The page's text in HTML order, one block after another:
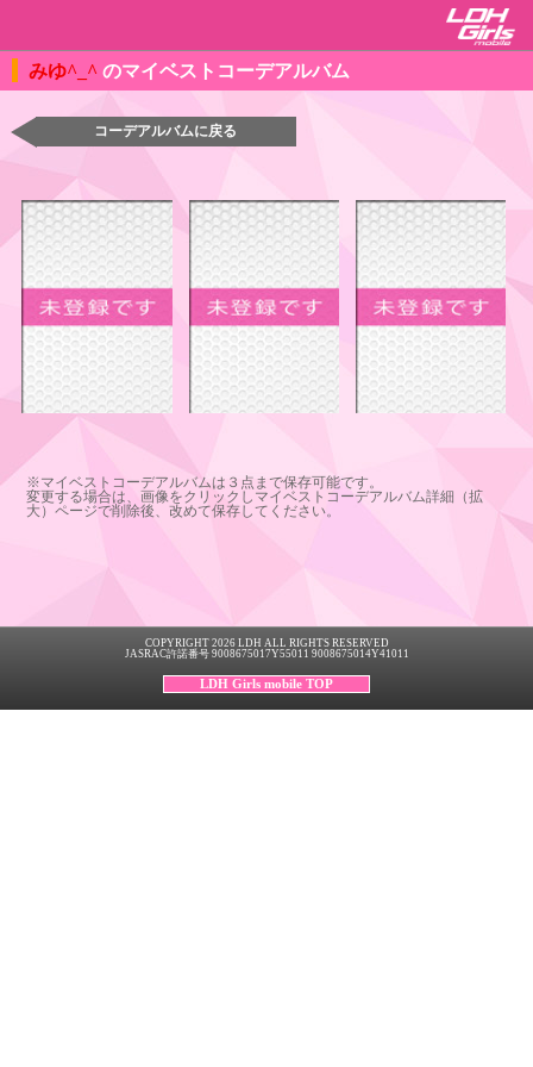
みゆ^_^ のマイベストコーデアルバム
コーデアルバムに戻る
※マイベストコーデアルバムは３点まで保存可能です。
変更する場合は、画像をクリックしマイベストコーデアルバム詳細（拡
大）ページで削除後、改めて保存してください。
COPYRIGHT 2026 LDH ALL RIGHTS RESERVED
JASRAC許諾番号 9008675017Y55011 9008675014Y41011
LDH Girls mobile TOP